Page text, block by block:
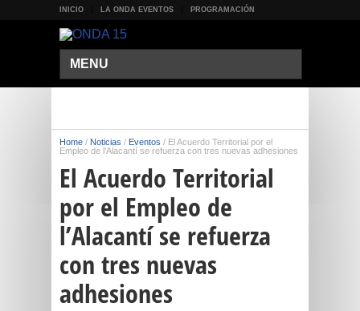
INICIO LA ONDA EVENTOS PROGRAMACIÓN
MENU
Home / Noticias / Eventos / El Acuerdo Territorial por el
Empleo de l’Alacantí se refuerza con tres nuevas adhesiones
El Acuerdo Territorial
por el Empleo de
l’Alacantí se refuerza
con tres nuevas
adhesiones